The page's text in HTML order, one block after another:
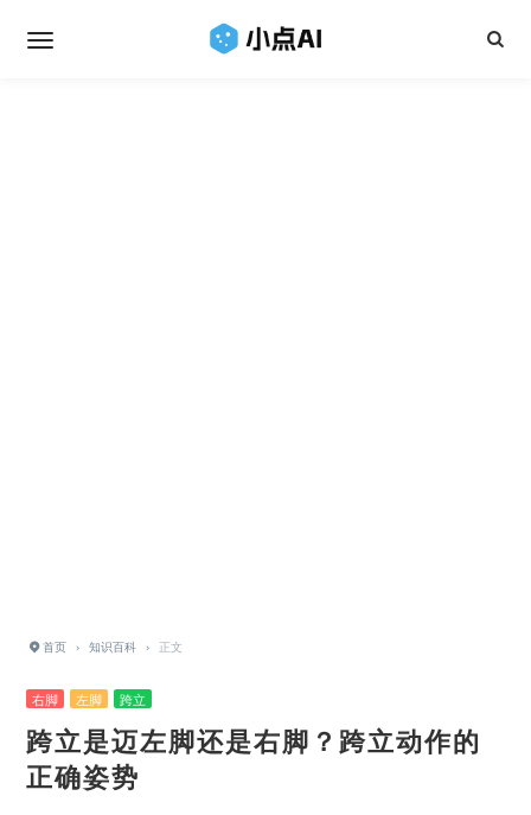
首页 › 知识百科 › 正文
右脚 左脚 跨立
跨立是迈左脚还是右脚？跨立动作的
正确姿势